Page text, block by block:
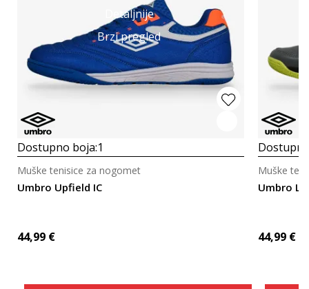
Detaljnije
Brzi pregled
Dostupno boja:1
Umbro Upfield IC
Muške tenisice za nogomet
44,99 €
Umbro
Muške
44,99 €